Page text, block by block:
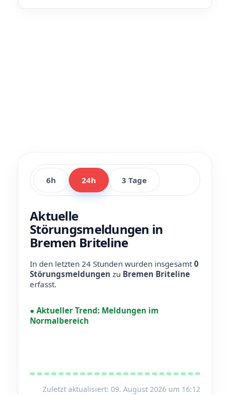
6h 24h 3 Tage
Aktuelle
Störungsmeldungen in
Bremen Briteline
In den letzten 24 Stunden wurden insgesamt0
Störungsmeldungen zu Bremen Briteline
erfasst.
● Aktueller Trend: Meldungen im
Normalbereich
Zuletzt aktualisiert: 09. August 2026 um 16:12